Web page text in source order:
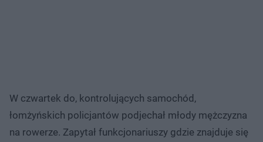
W czwartek do, kontrolujących samochód,
łomżyńskich policjantów podjechał młody mężczyzna
na rowerze. Zapytał funkcjonariuszy gdzie znajduje się